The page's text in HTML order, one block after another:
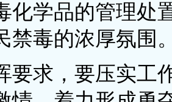
化学品的管理处
禁毒的浓厚氛围
求，要压实工